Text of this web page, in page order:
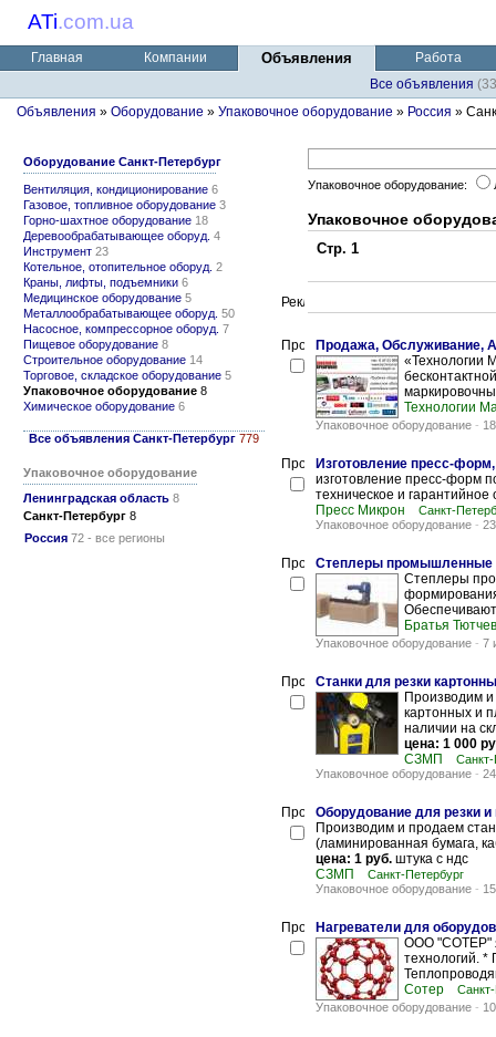
ATi.com.ua
Главная Компании Объявления
Работа
Все объявления
Объявления » Оборудование » Упаковочное оборудование » Россия »
Оборудование Санкт-Петербург
Вентиляция, кондиционирование 6
Газовое, топливное оборудование 3
Горно-шахтное оборудование 18
Деревообрабатывающее оборуд. 4
Инструмент 23
Котельное, отопительное оборуд. 2
Краны, лифты, подъемники 6
Медицинское оборудование 5
Металлообрабатывающее оборуд. 50
Насосное, компрессорное оборуд. 7
Пищевое оборудование 8
Строительное оборудование 14
Торговое, складское оборудование 5
Упаковочное оборудование 8
Химическое оборудование 6
Все объявления Санкт-Петербург 779
Упаковочное оборудование
Ленинградская область 8
Санкт-Петербург 8
Россия 72 - все регионы
Упаковочное оборудование:
Упаковочное
Стр. 1
Продажа, Обслуживание,
«Технологии
Технологии
Упаковочное оборудование -
Изготовление пресс-
изготовление пресс-форм
техническое и
Пресс Микрон
Санкт-
Упаковочное оборудование -
Степлеры промышленные
Степлеры
Братья
Упаковочное оборудование - 7
Станки для резки
Производим и
картонных и
наличии на
цена: 1 000
CЗМП
Санкт-
Упаковочное оборудование -
Оборудование для резки
Производим и продаем
(ламинированная бумага,
цена: 1 руб. штука с ндс
CЗМП
Санкт-Петербург
Упаковочное оборудование -
Нагреватели для
ООО "СОТЕР"
технологий.
Сотер
Упаковочное оборудование -